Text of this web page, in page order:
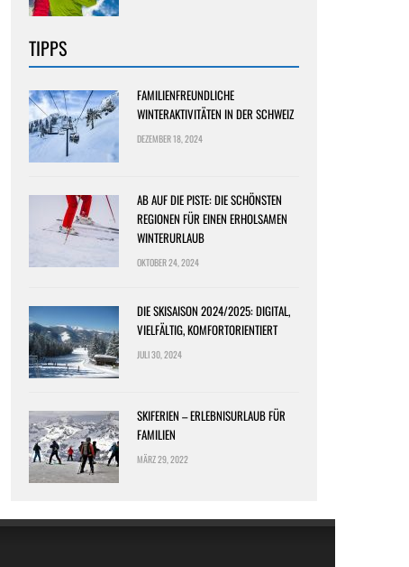
TIPPS
FAMILIENFREUNDLICHE
WINTERAKTIVITÄTEN IN DER SCHWEIZ
DEZEMBER 18, 2024
AB AUF DIE PISTE: DIE SCHÖNSTEN
REGIONEN FÜR EINEN ERHOLSAMEN
WINTERURLAUB
OKTOBER 24, 2024
DIE SKISAISON 2024/2025: DIGITAL,
VIELFÄLTIG, KOMFORTORIENTIERT
JULI 30, 2024
SKIFERIEN – ERLEBNISURLAUB FÜR
FAMILIEN
MÄRZ 29, 2022